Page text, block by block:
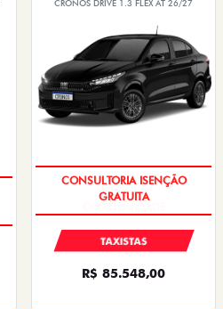
CRONOS DRIVE 1.3 FLEX AT 26/27
CONSULTORIA ISENÇÃO
GRATUITA
TAXISTAS
R$ 85.548,00